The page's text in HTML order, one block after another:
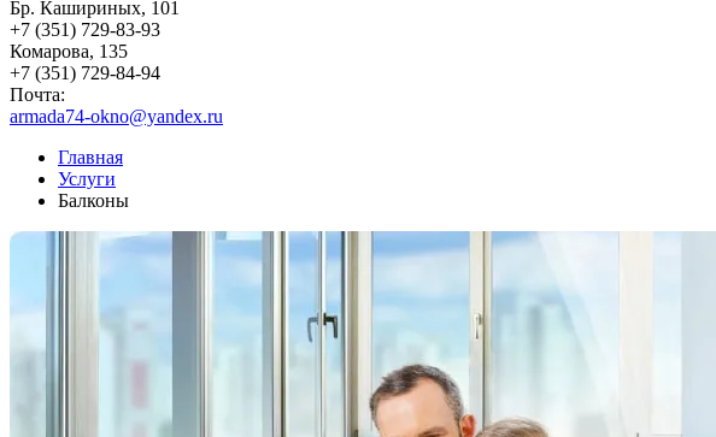
Бр. Кашириных, 101
+7 (351) 729-83-93
Комарова, 135
+7 (351) 729-84-94
Почта:
armada74-okno@yandex.ru
Главная
Услуги
Балконы